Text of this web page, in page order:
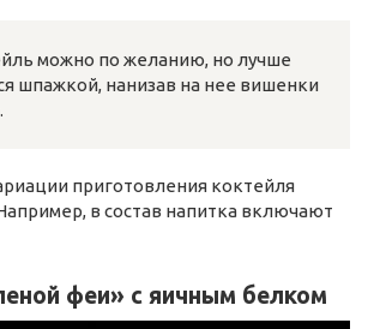
можно по желанию, но лучше
шпажкой, нанизав на нее вишенки
приготовления коктейля
в состав напитка включают
феи» с яичным белком